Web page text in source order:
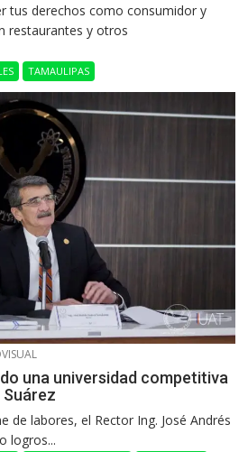
tus derechos como consumidor y
restaurantes y otros
TAMAULIPAS
una universidad competitiva
de labores, el Rector Ing. José Andrés
logros...